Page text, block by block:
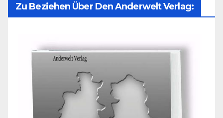
Zu Beziehen Über Den Anderwelt Verlag: